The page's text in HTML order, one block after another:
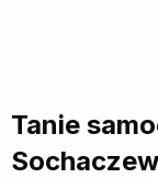
Tanie
Sochaczew